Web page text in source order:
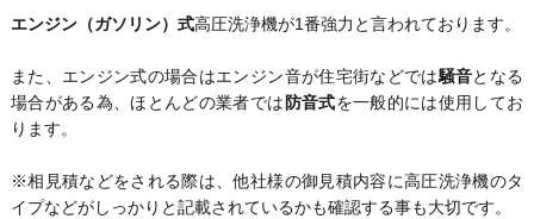
エンジン（ガソリン）式高圧洗浄機が1番強力と言われております。
また、エンジン式の場合はエンジン音が住宅街などでは騒音となる
場合がある為、ほとんどの業者では 防音式を一般的には使用してお
ります。
※相見積などをされる際は、他社様の御見積内容に高圧洗浄機のタ
イプなどがしっかりと記載されているかも確認する事も大切です。